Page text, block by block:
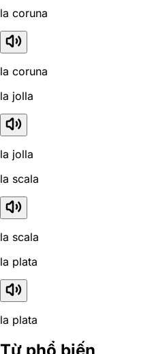
la coruna
la coruna
la jolla
la jolla
la scala
la scala
la plata
la plata